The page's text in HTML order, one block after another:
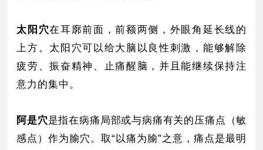
太阳穴在耳廓前面，前额两侧，外眼角延长线的
上方。 太阳穴可以给大脑以良性刺激，能够解除
疲劳、振奋精神、止痛醒脑，并且能继续保持注
意力的集中。
阿是穴是指在病痛局部或与病痛有关的压痛点（敏
感点）作为腧穴。取“以痛为腧”之意，痛点是最明